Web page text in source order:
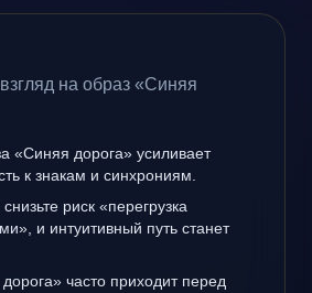
на образ «Синяя
«Синяя дорога» усиливает
к знакам и синхрониям.
риск «перегрузка
и интуитивный путь станет
часто приходит перед